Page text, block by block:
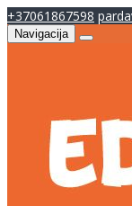
+37061867598
Navigacija